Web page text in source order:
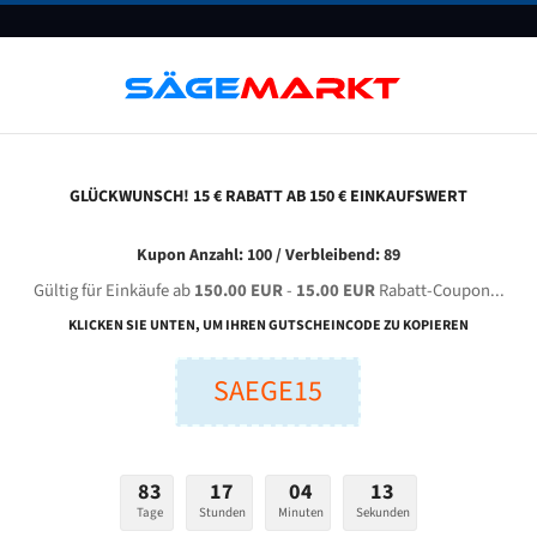
FAQ GUTSCHEINE BLOG KONTAKT
SHENDIAO GZ 4240 für 4570 mm Bi-Metall Bandsägeblätter
Breite (mm):
GLÜCKWUNSCH! 15 € RABATT AB 150 € EINKAUFSWERT
Kupon Anzahl: 100 / Verbleibend: 89
Gültig für Einkäufe ab150.00 EUR- 15.00 EURRabatt-Coupon...
KLICKEN SIE UNTEN, UM IHREN GUTSCHEINCODE ZU KOPIEREN
SAEGE15
83
Tage
17
Stunden
04
Minuten
12
Sekunden